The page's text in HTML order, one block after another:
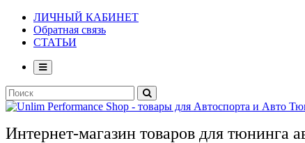
ЛИЧНЫЙ КАБИНЕТ
Обратная связь
СТАТЬИ
Интернет-магазин товаров для тюнинга